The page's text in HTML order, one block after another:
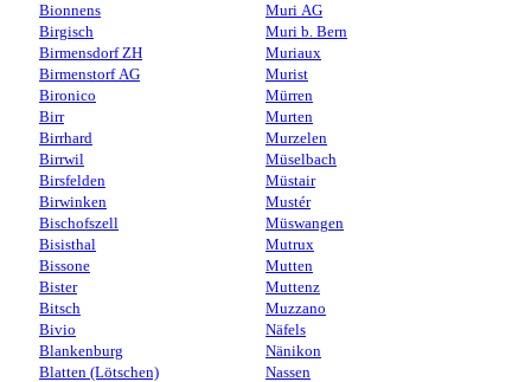
Bionnens
Birgisch
Birmensdorf ZH
Birmenstorf AG
Bironico
Birr
Birrhard
Birrwil
Birsfelden
Birwinken
Bischofszell
Bisisthal
Bissone
Bister
Bitsch
Bivio
Blankenburg
Blatten (Lötschen)
Muri AG
Muri b. Bern
Muriaux
Murist
Mürren
Murten
Murzelen
Müselbach
Müstair
Mustér
Müswangen
Mutrux
Mutten
Muttenz
Muzzano
Näfels
Nänikon
Nassen